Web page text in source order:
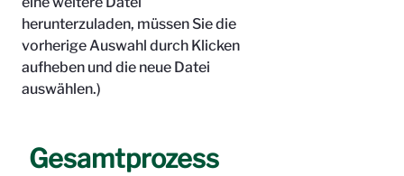
herunterzuladen, müssen Sie die
vorherige Auswahl durch Klicken
aufheben und die neue Datei
auswählen.)
Gesamtprozess